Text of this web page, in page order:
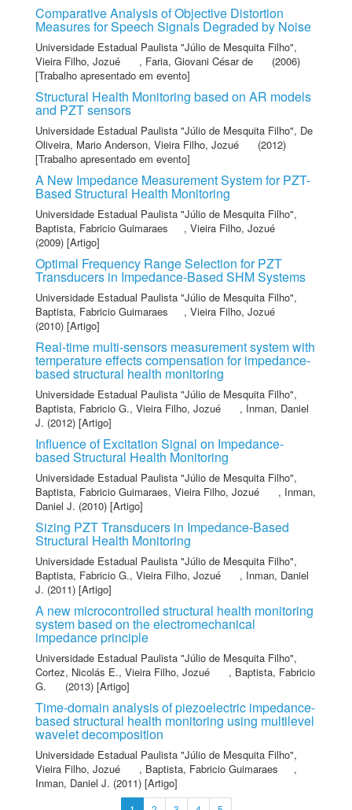
Comparative Analysis of Objective Distortion
Measures for Speech Signals Degraded by Noise
Universidade Estadual Paulista "Júlio de Mesquita Filho",
Vieira Filho, Jozué
, Faria, Giovani César de
(2006)
[Trabalho apresentado em evento]
Structural Health Monitoring based on AR models
and PZT sensors
Universidade Estadual Paulista "Júlio de Mesquita Filho", De
Oliveira, Mario Anderson, Vieira Filho, Jozué
(2012)
[Trabalho apresentado em evento]
A New Impedance Measurement System for PZT-
Based Structural Health Monitoring
Universidade Estadual Paulista "Júlio de Mesquita Filho",
Baptista, Fabricio Guimaraes
, Vieira Filho, Jozué
(2009) [Artigo]
Optimal Frequency Range Selection for PZT
Transducers in Impedance-Based SHM Systems
Universidade Estadual Paulista "Júlio de Mesquita Filho",
Baptista, Fabricio Guimaraes
, Vieira Filho, Jozué
(2010) [Artigo]
Real-time multi-sensors measurement system with
temperature effects compensation for impedance-
based structural health monitoring
Universidade Estadual Paulista "Júlio de Mesquita Filho",
Baptista, Fabricio G., Vieira Filho, Jozué , Inman, Daniel
J. (2012) [Artigo]
Influence of Excitation Signal on Impedance-
based Structural Health Monitoring
Universidade Estadual Paulista "Júlio de Mesquita Filho",
Baptista, Fabricio Guimaraes, Vieira Filho, Jozué , Inman,
Daniel J. (2010) [Artigo]
Sizing PZT Transducers in Impedance-Based
Structural Health Monitoring
Universidade Estadual Paulista "Júlio de Mesquita Filho",
Baptista, Fabricio G., Vieira Filho, Jozué , Inman, Daniel
J. (2011) [Artigo]
A new microcontrolled structural health monitoring
system based on the electromechanical
impedance principle
Universidade Estadual Paulista "Júlio de Mesquita Filho",
Cortez, Nicolás E., Vieira Filho, Jozué , Baptista, Fabricio
G.
(2013) [Artigo]
Time-domain analysis of piezoelectric impedance-
based structural health monitoring using multilevel
wavelet decomposition
Universidade Estadual Paulista "Júlio de Mesquita Filho",
Vieira Filho, Jozué
, Baptista, Fabricio Guimaraes
,
Inman, Daniel J. (2011) [Artigo]